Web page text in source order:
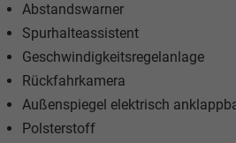
Abstandswarner
Spurhalteassistent
Geschwindigkeitsregelanlage
Rückfahrkamera
Außenspiegel elektrisch
Polsterstoff